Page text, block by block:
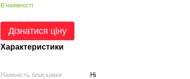
В наявності
Дізнатися ціну
Характеристики
Наявність блискавки
Ні